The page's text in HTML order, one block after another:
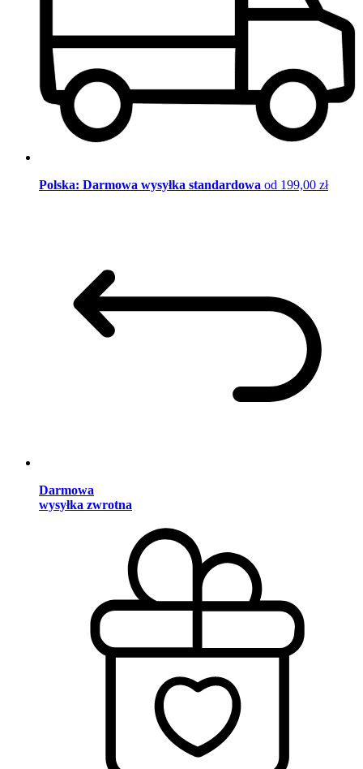
Polska: Darmowa wysyłka standardowa od 199,00 zł
Darmowa
wysyłka zwrotna